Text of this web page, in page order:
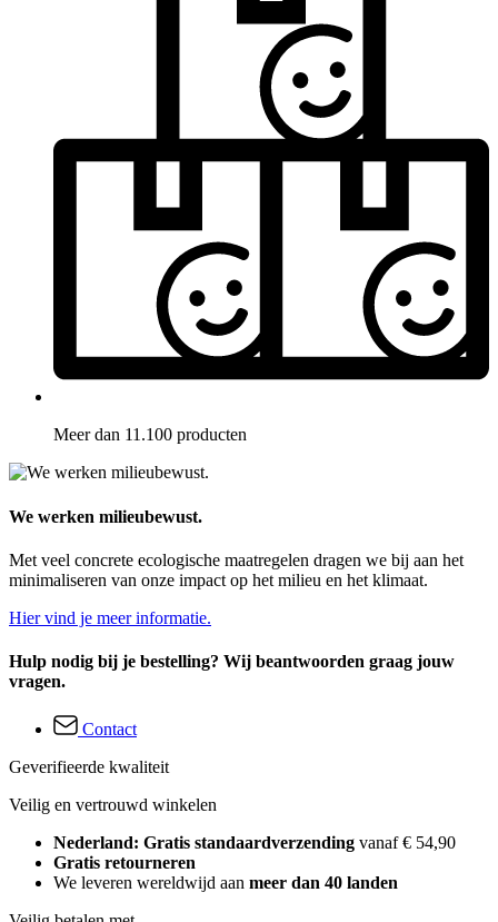
Meer dan 11.100 producten
We werken milieubewust.
Met veel concrete ecologische maatregelen dragen we bij aan het
minimaliseren van onze impact op het milieu en het klimaat.
Hier vind je meer informatie.
Hulp nodig bij je bestelling? Wij beantwoorden graag jouw
vragen.
Contact
Geverifieerde kwaliteit
Veilig en vertrouwd winkelen
Nederland: Gratis standaardverzending vanaf € 54,90
Gratis retourneren
We leveren wereldwijd aan meer dan 40 landen